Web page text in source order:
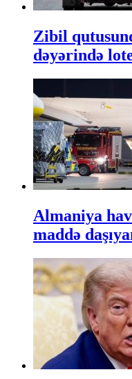
Zibil
dəyərində
Almaniya
maddə